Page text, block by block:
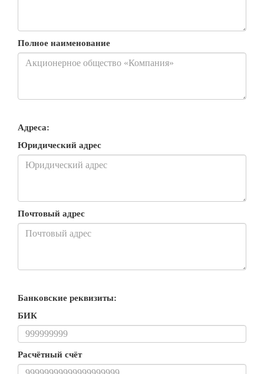
Полное наименование
Адреса:
Юридический адрес
Почтовый адрес
Банковские реквизиты:
БИК
Расчётный счёт